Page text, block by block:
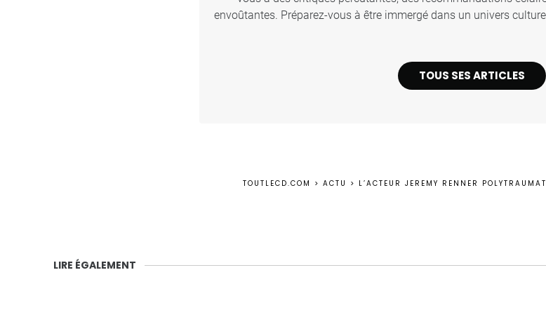
envoûtantes. Préparez-vous à être immergé dans un univers
TOUS SES ARTICLES
TOUTLECD.COM > ACTU > L’ACTEUR JEREMY RENNER
LIRE ÉGALEMENT